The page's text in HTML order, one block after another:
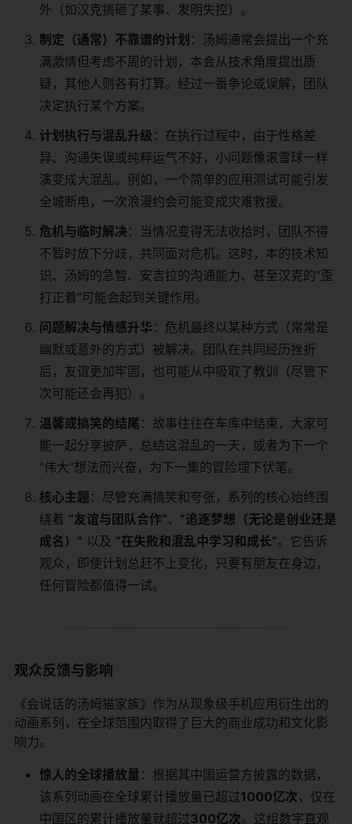
外（如汉克搞砸了某事、发明失控）。
制定（通常）不靠谱的计划 ：汤姆通常会提出一个充
满激情但考虑不周的计划，本会从技术角度提出质
疑，其他人则各有打算。经过一番争论或误解，团队
决定执行某个方案。
计划执行与混乱升级 ：在执行过程中，由于性格差
异、沟通失误或纯粹运气不好，小问题像滚雪球一样
演变成大混乱。例如，一个简单的应用测试可能引发
全城断电，一次浪漫约会可能变成灾难救援。
危机与临时解决 ：当情况变得无法收拾时，团队不得
不暂时放下分歧，共同面对危机。这时，本的技术知
识、汤姆的急智、安吉拉的沟通能力、甚至汉克的“歪
打正着”可能会起到关键作用。
问题解决与情感升华 ：危机最终以某种方式（常常是
幽默或意外的方式）被解决。团队在共同经历挫折
后，友谊更加牢固，也可能从中吸取了教训（尽管下
次可能还会再犯）。
温馨或搞笑的结尾 ：故事往往在车库中结束，大家可
能一起分享披萨，总结这混乱的一天，或者为下一个
“伟大”想法而兴奋，为下一集的冒险埋下伏笔。
核心主题 ：尽管充满搞笑和夸张，系列的核心始终围
绕着 “友谊与团队合作”、 “追逐梦想（无论是创业还是
成名）” ​ 以及 “在失败和混乱中学习和成长”。它告诉
观众，即使计划总赶不上变化，只要有朋友在身边，
任何冒险都值得一试。
观众反馈与影响
《会说话的汤姆猫家族》作为从现象级手机应用衍生出的
动画系列，在全球范围内取得了巨大的商业成功和文化影
响力。
惊人的全球播放量 ：根据其中国运营方披露的数据，
该系列动画在全球累计播放量已超过1000亿次 ，仅在
中国区的累计播放量就超过300亿次。这组数字直观